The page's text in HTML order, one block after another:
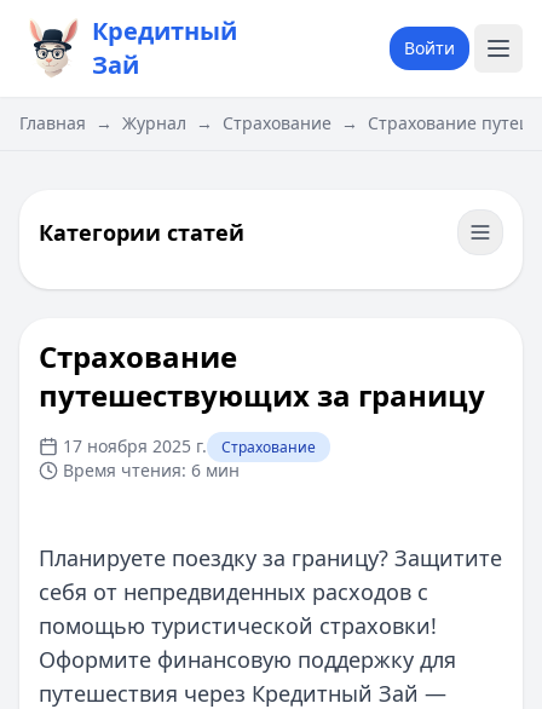
Кредитный
Зай
Войти
Главная → Журнал → Страхование → ​Страхование
Категории статей
​Страхование
путешествующих за границу
17 ноября 2025 г. Страхование
Время чтения: 6 мин
Планируете поездку за границу? Защитите
себя от непредвиденных расходов с
помощью туристической страховки!
Оформите финансовую поддержку для
путешествия через Кредитный Зай —